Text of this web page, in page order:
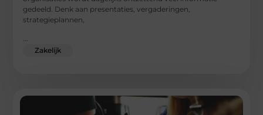
gedeeld. Denk aan presentaties, vergaderingen,
strategieplannen,
...
Zakelijk